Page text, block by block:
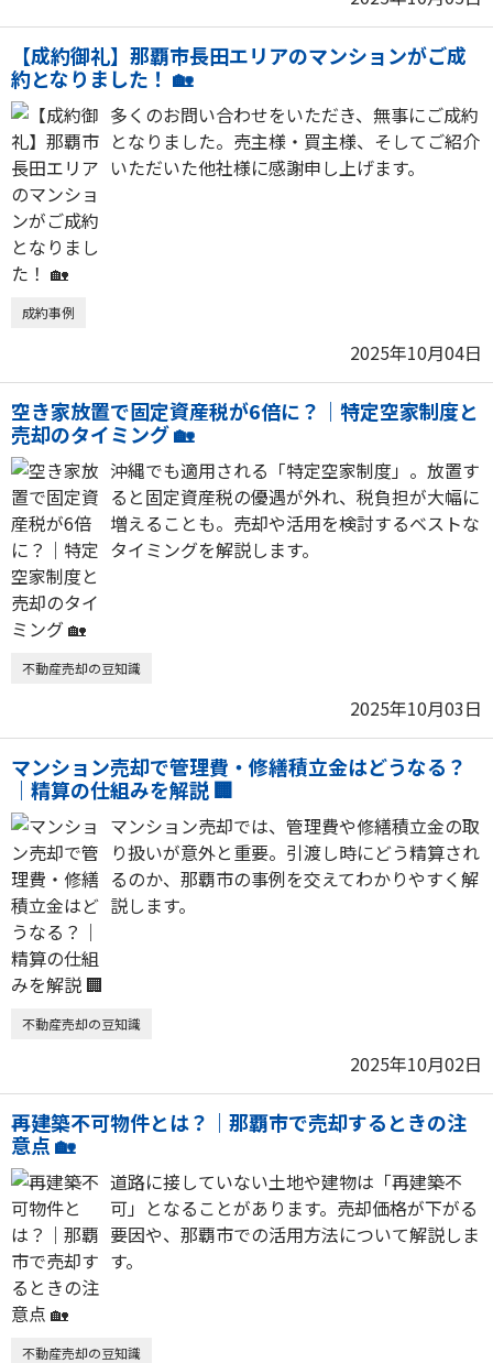
【成約御礼】那覇市長田エリアのマンションがご成
約となりました！ 🏡
多くのお問い合わせをいただき、無事にご成約
となりました。売主様・買主様、そしてご紹介
いただいた他社様に感謝申し上げます。
成約事例
2025年10月04日
空き家放置で固定資産税が6倍に？｜特定空家制度と
売却のタイミング 🏡
沖縄でも適用される「特定空家制度」。放置す
ると固定資産税の優遇が外れ、税負担が大幅に
増えることも。売却や活用を検討するベストな
タイミングを解説します。
不動産売却の豆知識
2025年10月03日
マンション売却で管理費・修繕積立金はどうなる？
｜精算の仕組みを解説 🏢
マンション売却では、管理費や修繕積立金の取
り扱いが意外と重要。引渡し時にどう精算され
るのか、那覇市の事例を交えてわかりやすく解
説します。
不動産売却の豆知識
2025年10月02日
再建築不可物件とは？｜那覇市で売却するときの注
意点 🏡
道路に接していない土地や建物は「再建築不
可」となることがあります。売却価格が下がる
要因や、那覇市での活用方法について解説しま
す。
不動産売却の豆知識